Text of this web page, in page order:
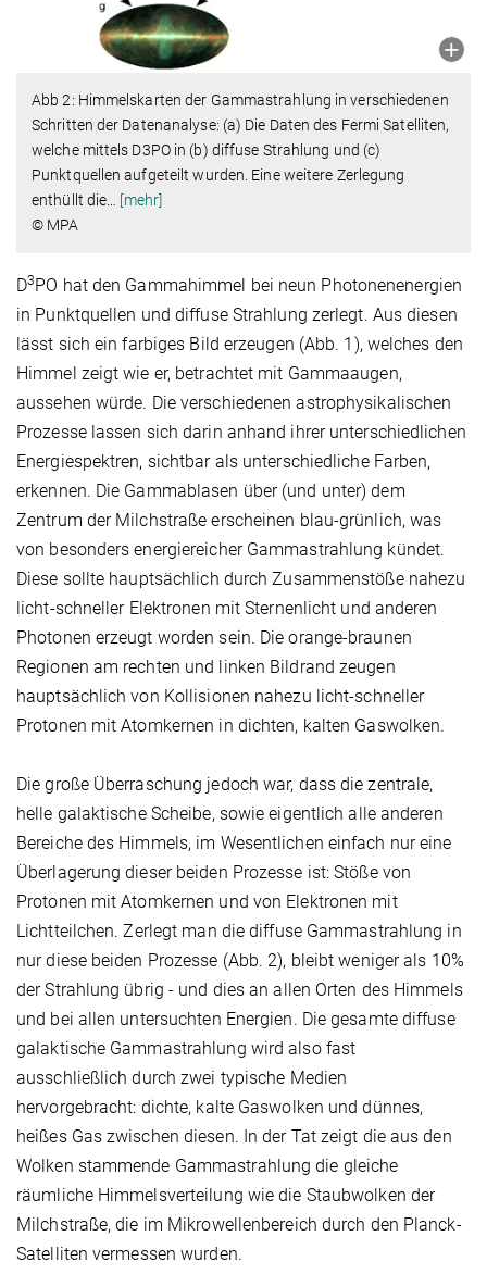
Abb 2: Himmelskarten der Gammastrahlung in verschiedenen
Schritten der Datenanalyse: (a) Die Daten des Fermi Satelliten,
welche mittels D3PO in (b) diffuse Strahlung und (c)
Punktquellen aufgeteilt wurden. Eine weitere Zerlegung
enthüllt die
[mehr]
© MPA
D3PO hat den Gammahimmel bei neun Photonenenergien
in Punktquellen und diffuse Strahlung zerlegt. Aus diesen
lässt sich ein farbiges Bild erzeugen (Abb. 1), welches den
Himmel zeigt wie er, betrachtet mit Gammaaugen,
aussehen würde. Die verschiedenen astrophysikalischen
Prozesse lassen sich darin anhand ihrer unterschiedlichen
Energiespektren, sichtbar als unterschiedliche Farben,
erkennen. Die Gammablasen über (und unter) dem
Zentrum der Milchstraße erscheinen blau-grünlich, was
von besonders energiereicher Gammastrahlung kündet.
Diese sollte hauptsächlich durch Zusammenstöße nahezu
licht-schneller Elektronen mit Sternenlicht und anderen
Photonen erzeugt worden sein. Die orange-braunen
Regionen am rechten und linken Bildrand zeugen
hauptsächlich von Kollisionen nahezu licht-schneller
Protonen mit Atomkernen in dichten, kalten Gaswolken.
Die große Überraschung jedoch war, dass die zentrale,
helle galaktische Scheibe, sowie eigentlich alle anderen
Bereiche des Himmels, im Wesentlichen einfach nur eine
Überlagerung dieser beiden Prozesse ist: Stöße von
Protonen mit Atomkernen und von Elektronen mit
Lichtteilchen. Zerlegt man die diffuse Gammastrahlung in
nur diese beiden Prozesse (Abb. 2), bleibt weniger als 10%
der Strahlung übrig - und dies an allen Orten des Himmels
und bei allen untersuchten Energien. Die gesamte diffuse
galaktische Gammastrahlung wird also fast
ausschließlich durch zwei typische Medien
hervorgebracht: dichte, kalte Gaswolken und dünnes,
heißes Gas zwischen diesen. In der Tat zeigt die aus den
Wolken stammende Gammastrahlung die gleiche
räumliche Himmelsverteilung wie die Staubwolken der
Milchstraße, die im Mikrowellenbereich durch den Planck-
Satelliten vermessen wurden.